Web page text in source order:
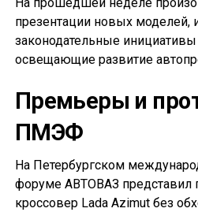
На прошедшей неделе
презентации новых моделей,
законодательные
освещающие развитие
Премьеры и
ПМЭФ
На Петербургском
форуме АВТОВАЗ представил
кроссовер Lada Azimut без